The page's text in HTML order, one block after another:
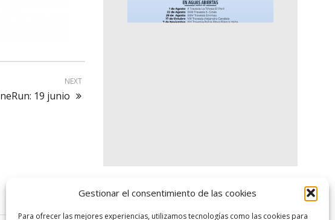
Gestionar el consentimiento de las cookies
Para ofrecer las mejores experiencias, utilizamos tecnologías como las cookies para
NEXT
19 junio